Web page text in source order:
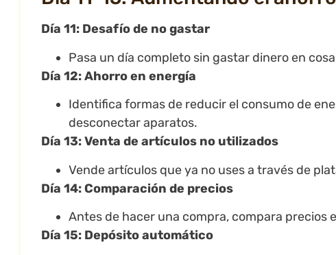
Día 11: Desafío de no gastar
Pasa un día completo sin gastar dinero en
Día 12: Ahorro en energía
Identifica formas de reducir el consumo de
desconectar aparatos.
Día 13: Venta de artículos no utilizados
Vende artículos que ya no uses a través de
Día 14: Comparación de precios
Antes de hacer una compra, compara precios
Día 15: Depósito automático